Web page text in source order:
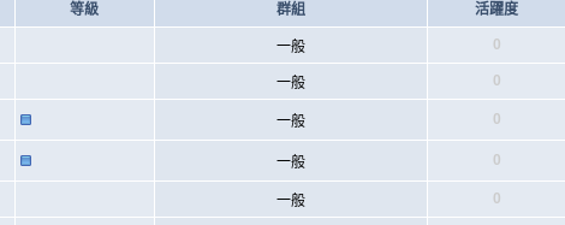
等級 群組 活躍度
一般 0
一般 0
一般 0
一般 0
一般 0